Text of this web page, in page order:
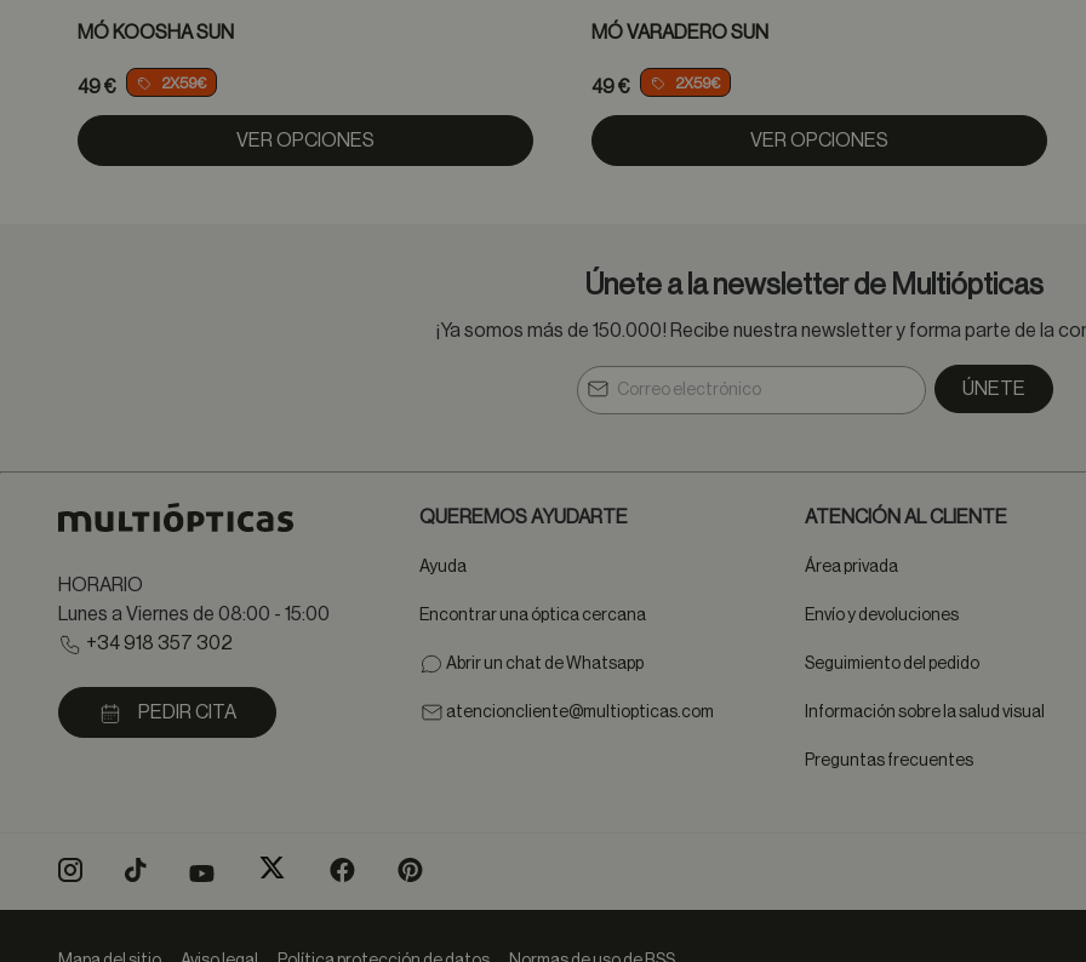
MÓ KOOSHA SUN
49 € 2X59€
VER OPCIONES
MÓ VARADERO SUN
49 € 2X59€
VER OPCIONES
Únete a la newsletter de Multiópticas
¡Ya somos más de 150.000! Recibe nuestra newsletter y forma parte de la
ÚNETE
HORARIO
Lunes a Viernes de 08:00 - 15:00
+34 918 357 302
PEDIR CITA
QUEREMOS AYUDARTE
Ayuda
Encontrar una óptica cercana
Abrir un chat de Whatsapp
atencioncliente@multiopticas.com
ATENCIÓN AL CLIENTE
Área privada
Envío y devoluciones
Seguimiento del pedido
Información sobre la salud visual
Preguntas frecuentes